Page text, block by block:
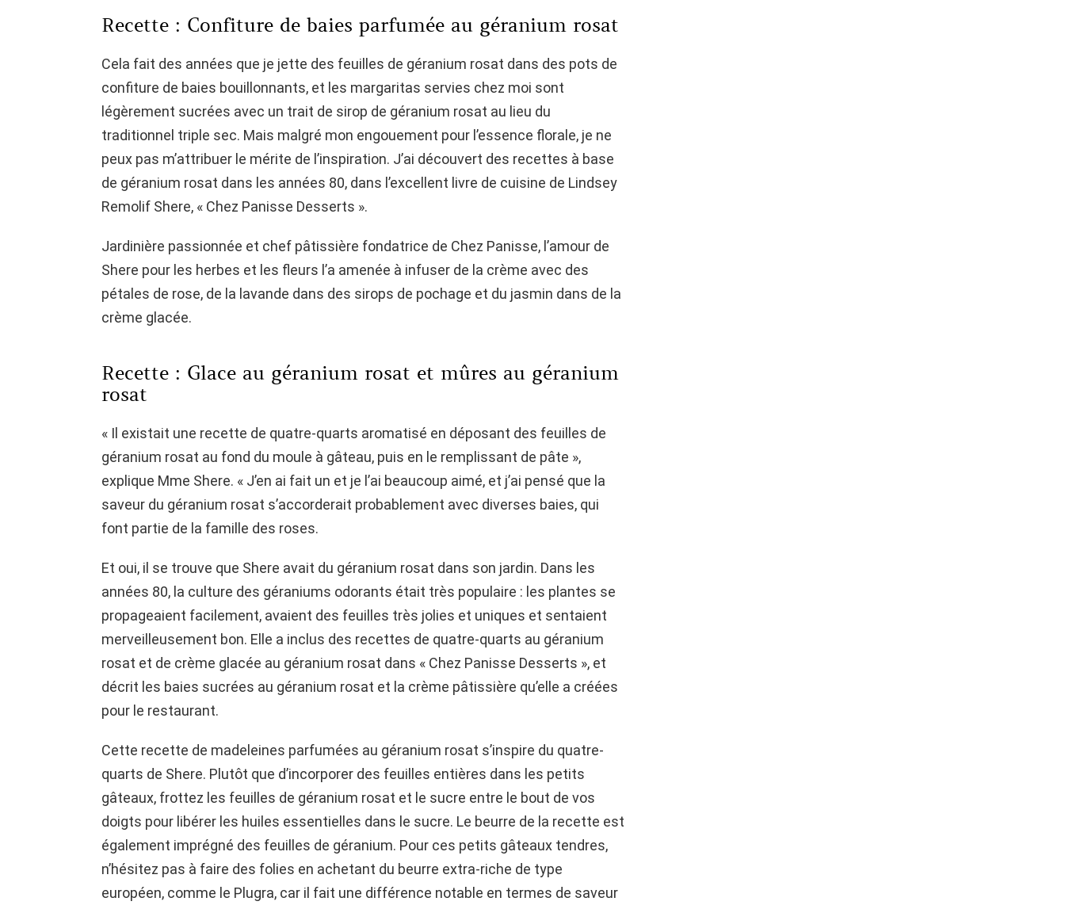
Recette : Confiture de baies parfumée au géranium rosat
Cela fait des années que je jette des feuilles de géranium rosat dans des pots de
confiture de baies bouillonnants, et les margaritas servies chez moi sont
légèrement sucrées avec un trait de sirop de géranium rosat au lieu du
traditionnel triple sec. Mais malgré mon engouement pour l’essence florale, je ne
peux pas m’attribuer le mérite de l’inspiration. J’ai découvert des recettes à base
de géranium rosat dans les années 80, dans l’excellent livre de cuisine de Lindsey
Remolif Shere, « Chez Panisse Desserts ».
Jardinière passionnée et chef pâtissière fondatrice de Chez Panisse, l’amour de
Shere pour les herbes et les fleurs l’a amenée à infuser de la crème avec des
pétales de rose, de la lavande dans des sirops de pochage et du jasmin dans de la
crème glacée.
Recette : Glace au géranium rosat et mûres au géranium
rosat
« Il existait une recette de quatre-quarts aromatisé en déposant des feuilles de
géranium rosat au fond du moule à gâteau, puis en le remplissant de pâte »,
explique Mme Shere. « J’en ai fait un et je l’ai beaucoup aimé, et j’ai pensé que la
saveur du géranium rosat s’accorderait probablement avec diverses baies, qui
font partie de la famille des roses.
Et oui, il se trouve que Shere avait du géranium rosat dans son jardin. Dans les
années 80, la culture des géraniums odorants était très populaire : les plantes se
propageaient facilement, avaient des feuilles très jolies et uniques et sentaient
merveilleusement bon. Elle a inclus des recettes de quatre-quarts au géranium
rosat et de crème glacée au géranium rosat dans « Chez Panisse Desserts », et
décrit les baies sucrées au géranium rosat et la crème pâtissière qu’elle a créées
pour le restaurant.
Cette recette de madeleines parfumées au géranium rosat s’inspire du quatre-
quarts de Shere. Plutôt que d’incorporer des feuilles entières dans les petits
gâteaux, frottez les feuilles de géranium rosat et le sucre entre le bout de vos
doigts pour libérer les huiles essentielles dans le sucre. Le beurre de la recette est
également imprégné des feuilles de géranium. Pour ces petits gâteaux tendres,
n’hésitez pas à faire des folies en achetant du beurre extra-riche de type
européen, comme le Plugra, car il fait une différence notable en termes de saveur